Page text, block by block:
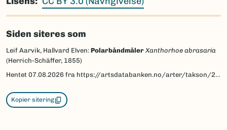
Siden siteres som
Leif Aarvik, Hallvard Elven: Polarbåndmåler Xanthorhoe abrasaria
(Herrich-Schäffer, 1855)
Hentet 07.08.2026 fra https://artsdatabanken.no/arter/takson/29977/beskrivelse
Kopier sitering